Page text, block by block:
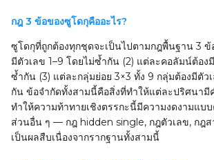
กฎ 3 ข้อของซูโดกุคืออะไร?
ซูโดกุที่ถูกต้องทุกชุดจะเป็นไปตามกฎพื้นฐาน 3 ข้
มีตัวเลข 1–9 โดยไม่ซ้ำกัน (2) แต่ละคอลัมน์ต้อง
ซ้ำกัน (3) แต่ละกลุ่มย่อย 3×3 ทั้ง 9 กลุ่มต้องมีตัว
กัน ข้อจำกัดทั้งสามนี้คือสิ่งที่ทำให้แต่ละปริศนามี
ทำให้ความท้าทายเชิงตรรกะนี้มีความงดงามแบ
ส่วนอื่น ๆ — กฎ hidden single, กฎตัวเลข, กฎ
เป็นผลสืบเนื่องจากรากฐานทั้งสามนี้